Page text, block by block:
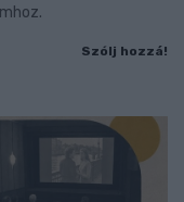
Szólj hozzá!